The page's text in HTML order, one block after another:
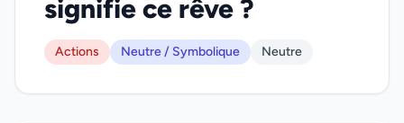
signifie ce rêve ?
Actions Neutre / Symbolique Neutre